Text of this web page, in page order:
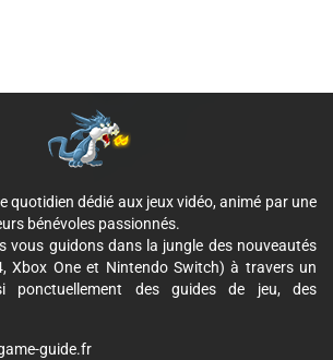
quotidien dédié aux jeux vidéo, animé par une
bénévoles passionnés.
vous guidons dans la jungle des nouveautés
Xbox One et Nintendo Switch) à travers un
ponctuellement des guides de jeu, des
guide.fr